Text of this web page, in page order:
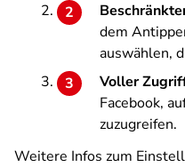
dem
auswählen,
Voller
Facebook,
zuzugreifen.
Weitere Infos zum